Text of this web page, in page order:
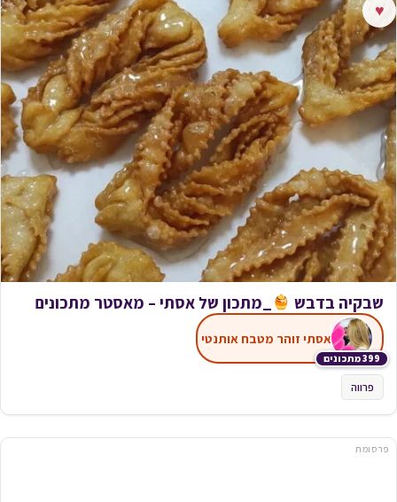
♥
שבקיה בדבש _מתכון של אסתי – מאסטר מתכונים
399 מתכונים
אסתי זוהר מטבח אותנטי
פרווה
פרסומת